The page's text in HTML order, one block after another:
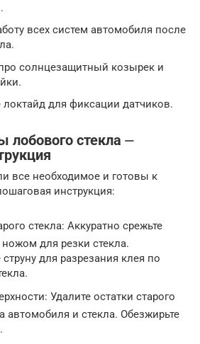
всех систем автомобиля после
солнцезащитный козырек и
локтайд для фиксации датчиков.
лобового стекла ⏤
все необходимое и готовы к
инструкция:
стекла: Аккуратно срежьте
для резки стекла.
для разрезания клея по
Удалите остатки старого
автомобиля и стекла. Обезжирьте